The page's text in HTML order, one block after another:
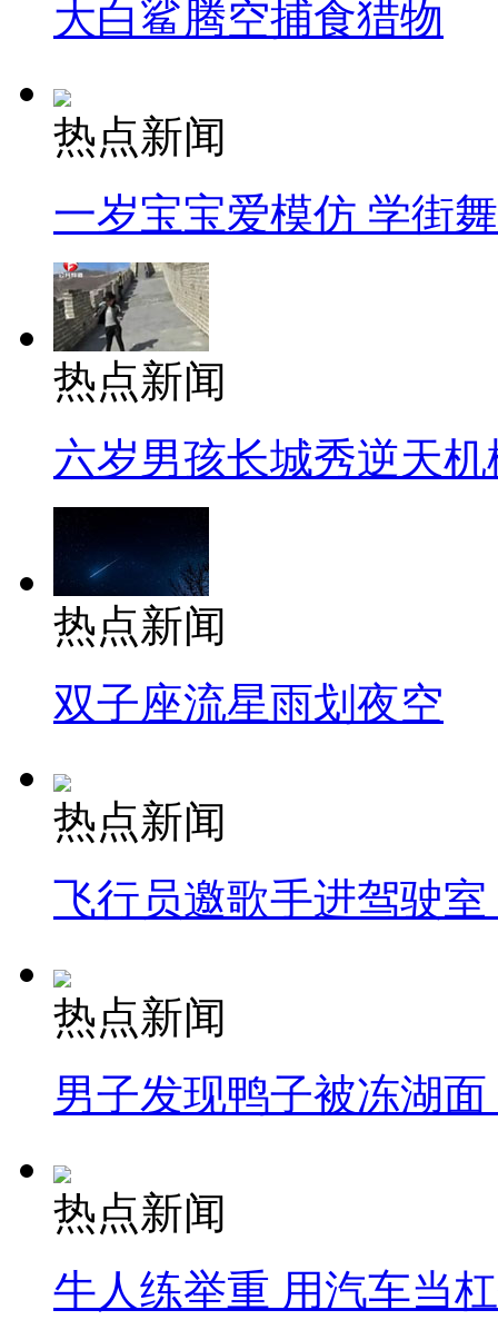
大白鲨腾空捕食猎物
热点新闻
一岁宝宝爱模仿 学街
热点新闻
六岁男孩长城秀逆天机
热点新闻
双子座流星雨划夜空
热点新闻
飞行员邀歌手进驾驶
热点新闻
男子发现鸭子被冻湖
热点新闻
牛人练举重 用汽车当